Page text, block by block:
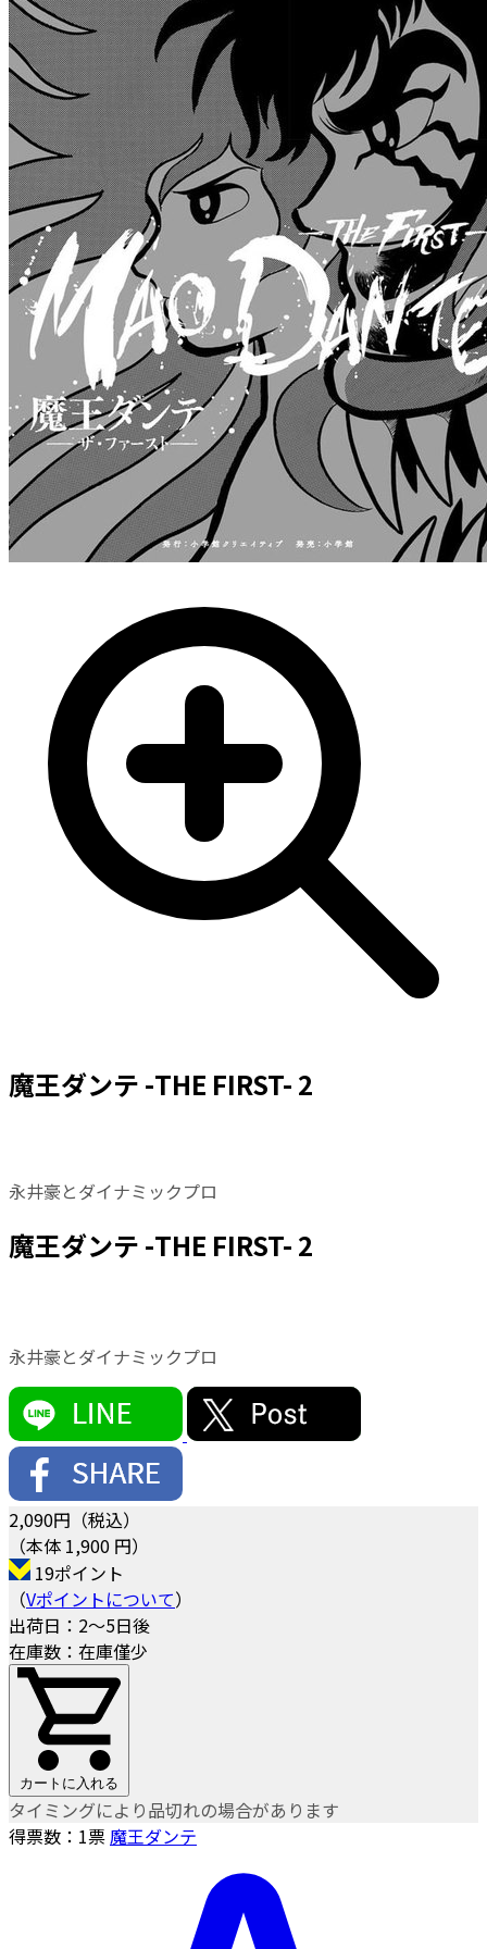
魔王ダンテ -THE FIRST- 2
永井豪とダイナミックプロ
魔王ダンテ -THE FIRST- 2
永井豪とダイナミックプロ
2,090円（税込）
（本体 1,900 円）
19ポイント
（Vポイントについて）
出荷日：2～5日後
在庫数：在庫僅少
カートに入れる
タイミングにより品切れの場合があります
得票数： 1票 魔王ダンテ